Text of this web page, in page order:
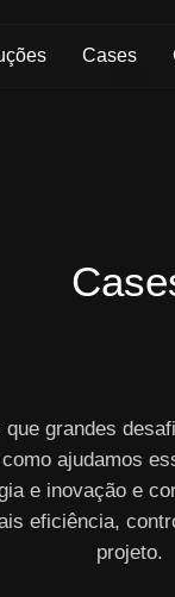
Cases
grandes
ajudamos
e inovação e
eficiência,
projeto.